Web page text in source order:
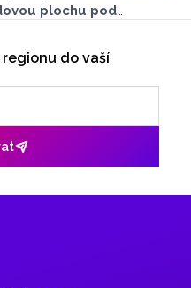
plochu pod
kluzištěm spokojení
to se jich Olomoucký
do vaší